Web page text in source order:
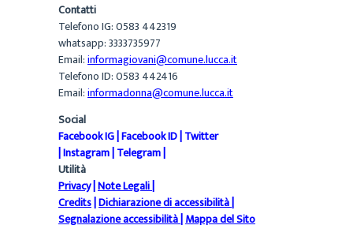
Contatti
Telefono IG: 0583 442319
whatsapp: 3333735977
Email:informagiovani@comune.lucca.it
Telefono ID: 0583 442416
Email:informadonna@comune.lucca.it
Social
Facebook IG|Facebook ID|Twitter
|Instagram|Telegram|
Utilità
Privacy|Note Legali|
Credits|Dichiarazione di accessibilità|
Segnalazione accessibilità|Mappa del Sito